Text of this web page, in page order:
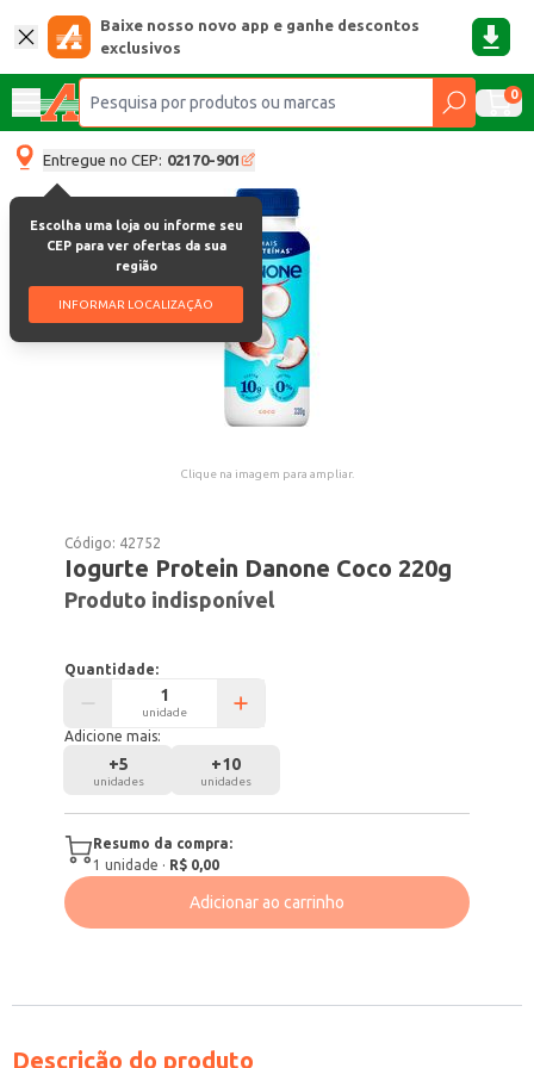
Baixe nosso novo app e ganhe descontos
exclusivos
0
Entregue no CEP: 02170-901
Escolha uma loja ou informe seu
CEP para ver ofertas da sua
região
INFORMAR LOCALIZAÇÃO
Clique na imagem para ampliar.
Código: 42752
Iogurte Protein Danone Coco 220g
Produto indisponível
Quantidade:
unidade
Adicione mais:
+5
unidades
+10
unidades
Resumo da compra:
1 unidade · R$ 0,00
Adicionar ao carrinho
Descrição do produto